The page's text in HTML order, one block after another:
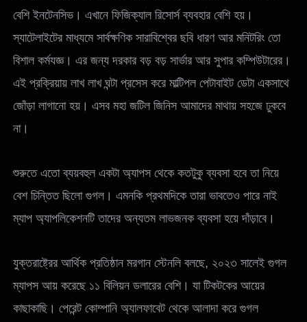
বেশি ইনটেনসিভ। এখানে ফিজিক্যাল রিসোর্স ব্যবহার বেশি হয়।
স্যাটেলাইটের মাধ্যমে সার্বক্ষণিক সারাবিশ্বের ছবি ধারণ আর মনিটরিং তো
বিশাল কর্মযজ্ঞ। এর জন্য দরকার বড় বড় সার্ভার আর সুপার কম্পিউটারের।
এই প্রক্রিয়ায় লাখ লাখ ঘন্টা প্রসেস করে মাল্টিপল পেটাবাইট ডেটা একসাথে
জোঁড়া লাগানো হয়। এসব মহা জটিল জিনিস আমাদের মাথায় সহজে ঢুকবে
না।
শুরুতে এতো ব্যয়বহুল একটা অ্যাপস থেকে কতটুকু ব্যবসা হবে তা নিয়ে
বেশ চিন্তিত ছিলো গুগল। এমনকি প্রথমদিকে তারা ভাবতেও পারে নাই
ম্যাপ অ্যাপলিকেশনটি তাদের অন্যতম লাভজনক ব্যবসা হয়ে দাঁড়াবে।
যুক্তরাষ্ট্রের আর্থিক প্রতিষ্ঠান মরগান স্টেনলি বলছে, ২০২৩ সালেই গুগল
ম্যাপস আয় করেছে ১১ বিলিয়ন ডলারের বেশি। যা টিকটকের আয়ের
কাছাকাছি। পেরেন্ট কোম্পানি অ্যালফাবেট থেকে আলাদা করে গুগল